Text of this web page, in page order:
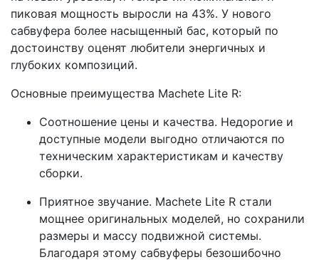
пиковая мощность выросли на 43%. У нового
сабвуфера более насыщенный бас, который по
достоинству оценят любители энергичных и
глубоких композиций.
Основные преимущества Machete Lite R:
Соотношение цены и качества. Недорогие и
доступные модели выгодно отличаются по
техническим характеристикам и качеству
сборки.
Приятное звучание. Machete Lite R стали
мощнее оригинальных моделей, но сохранили
размеры и массу подвижной системы.
Благодаря этому сабвуферы безошибочно